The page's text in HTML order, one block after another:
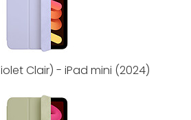
Clair) - iPad mini (2024)